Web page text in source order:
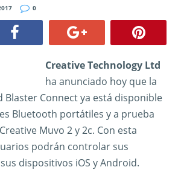
0
Creative Technology Ltd
ha anunciado hoy que la
Blaster Connect ya está disponible
Bluetooth portátiles y a prueba
Muvo 2 y 2c. Con esta
podrán controlar sus
dispositivos iOS y Android.